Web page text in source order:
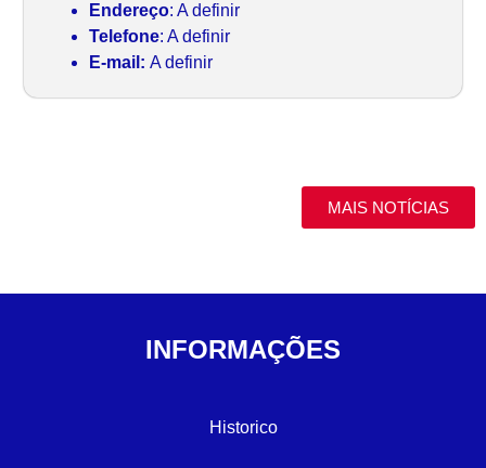
Endereço: A definir
Telefone: A definir
E-mail: A definir
MAIS NOTÍCIAS
INFORMAÇÕES
Historico